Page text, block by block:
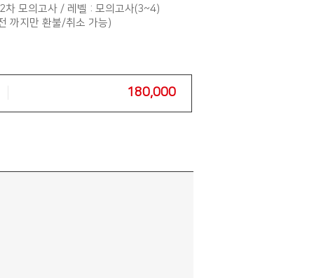
차 모의고사 / 레벨 : 모의고사(3~4)
까지만 환불/취소 가능)
180,000